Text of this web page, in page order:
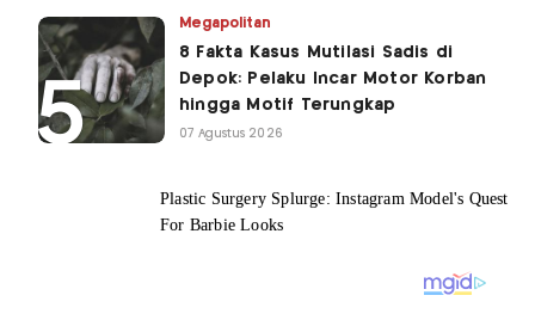
Megapolitan
8 Fakta Kasus Mutilasi Sadis di
Depok: Pelaku Incar Motor Korban
hingga Motif Terungkap
07 Agustus 2026